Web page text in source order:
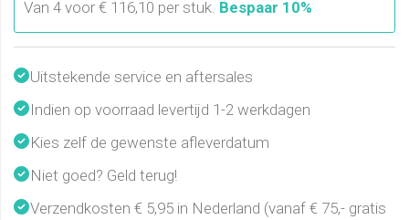
Van 4 voor € 116,10 per stuk. Bespaar 10%
Uitstekende service en aftersales
Indien op voorraad levertijd 1-2 werkdagen
Kies zelf de gewenste afleverdatum
Niet goed? Geld terug!
Verzendkosten € 5,95 in Nederland (vanaf € 75,- gratis